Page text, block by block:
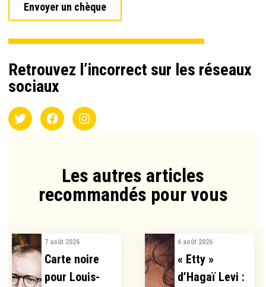
Envoyer un chèque
Retrouvez l’incorrect sur les réseaux
sociaux
Les autres articles
recommandés pour vous​
7 août 2026
Carte noire
pour Louis-
6 août 2026
« Etty »
d’Hagaï Levi :